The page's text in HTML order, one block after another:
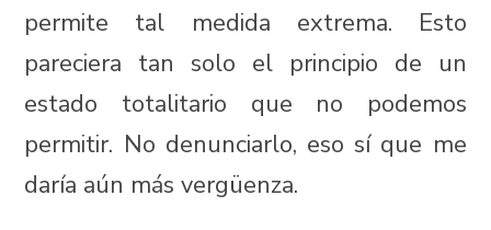
permite tal medida extrema. Esto
pareciera tan solo el principio de un
estado totalitario que no podemos
permitir. No denunciarlo, eso sí que me
daría aún más vergüenza.